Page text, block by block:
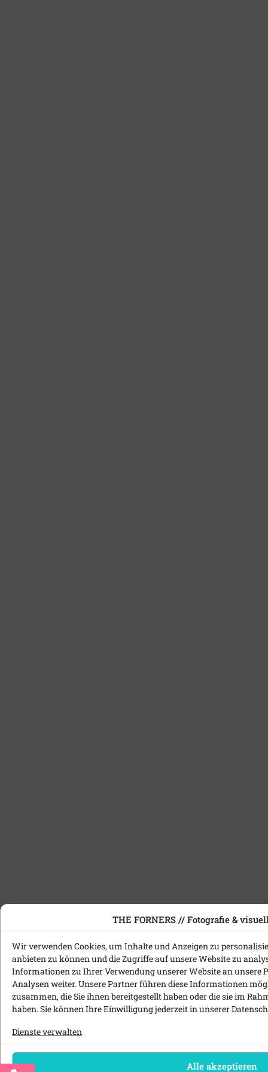
THE FORNERS // Fotografie &
Wir verwenden Cookies, um Inhalte und Anzeigen zu
anbieten zu können und die Zugriffe auf unsere Website zu
Informationen zu Ihrer Verwendung unserer Website an unsere
Analysen weiter. Unsere Partner führen diese Informationen
zusammen, die Sie ihnen bereitgestellt haben oder die sie im
haben. Sie können Ihre Einwilligung jederzeit in unserer
Dienste verwalten
Alle akzeptieren